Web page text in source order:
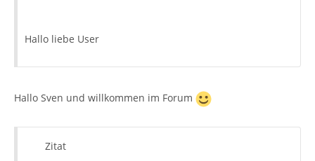
Hallo liebe User
Hallo Sven und willkommen im Forum
Zitat